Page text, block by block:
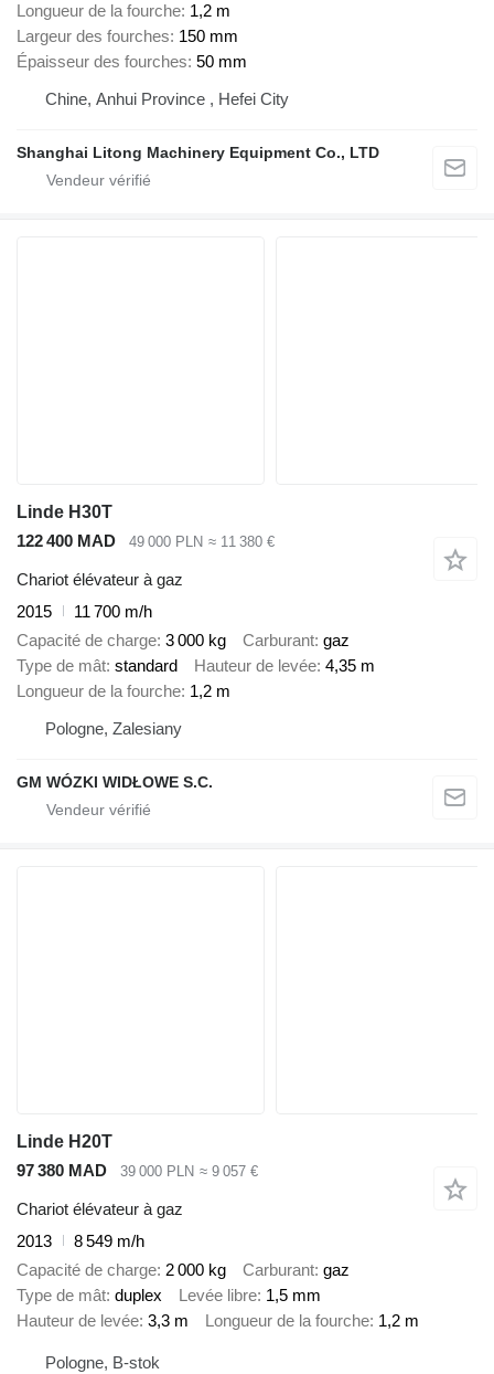
Longueur de la fourche 1,2 m
Largeur des fourches 150 mm
Épaisseur des fourches 50 mm
Chine, Anhui Province , Hefei City
Shanghai Litong Machinery Equipment Co., LTD
Linde H30T
122 400 MAD
49 000 PLN ≈ 11 380 €
Chariot élévateur à gaz
2015
11 700 m/h
Capacité de charge 3 000 kg Carburant gaz
Type de mât standard Hauteur de levée 4,35 m
Longueur de la fourche 1,2 m
Pologne, Zalesiany
GM WÓZKI WIDŁOWE S.C.
Linde H20T
97 380 MAD
39 000 PLN ≈ 9 057 €
Chariot élévateur à gaz
2013
8 549 m/h
Capacité de charge 2 000 kg Carburant gaz
Type de mât duplex Levée libre 1,5 mm
Hauteur de levée 3,3 m Longueur de la fourche 1,2 m
Pologne, B-stok